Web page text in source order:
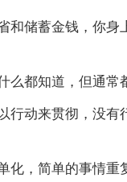
和储蓄金钱，你身
么都知道，但通常
行动来贯彻，没有
化，简单的事情重